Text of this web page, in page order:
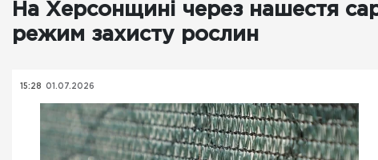
На Херсонщині через нашестя
режим захисту рослин
15:28 01.07.2026